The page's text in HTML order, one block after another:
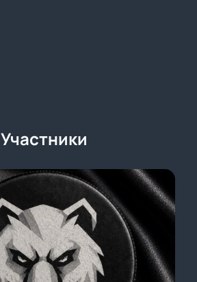
Участники